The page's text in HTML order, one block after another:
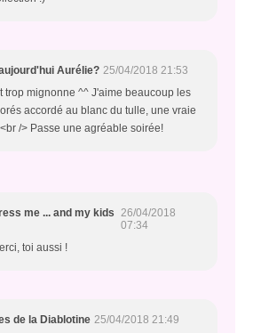
Aurélie? 25/04/2018 21:53
trop mignonne ^^ J'aime beaucoup les
accordé au blanc du tulle, une vraie
/> Passe une agréable soirée!
me ... and my kids 26/04/2018
07:34
toi aussi !
de la Diablotine 25/04/2018 21:49